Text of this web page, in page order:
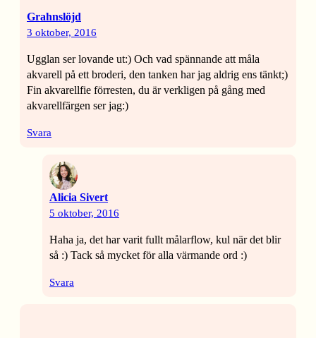
Grahnslöjd
3 oktober, 2016
Ugglan ser lovande ut:) Och vad spännande att måla
akvarell på ett broderi, den tanken har jag aldrig ens tänkt;)
Fin akvarellfie förresten, du är verkligen på gång med
akvarellfärgen ser jag:)
Svara
Alicia Sivert
5 oktober, 2016
Haha ja, det har varit fullt målarflow, kul när det blir
så :) Tack så mycket för alla värmande ord :)
Svara